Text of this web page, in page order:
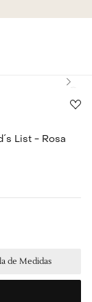
List - Rosa
de Medidas